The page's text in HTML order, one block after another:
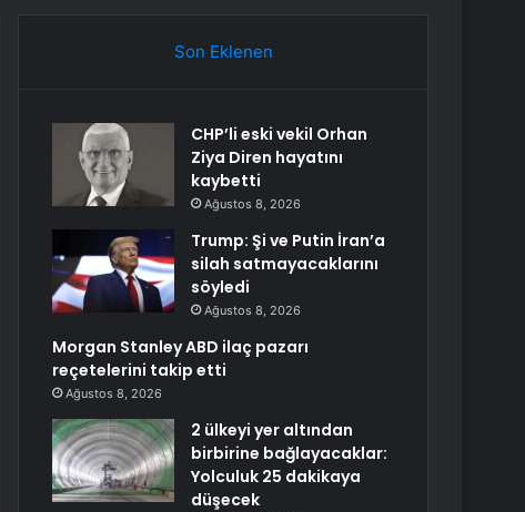
Son Eklenen
CHP’li eski vekil Orhan
Ziya Diren hayatını
kaybetti
Ağustos 8, 2026
Trump: Şi ve Putin İran’a
silah satmayacaklarını
söyledi
Ağustos 8, 2026
Morgan Stanley ABD ilaç pazarı
reçetelerini takip etti
Ağustos 8, 2026
2 ülkeyi yer altından
birbirine bağlayacaklar:
Yolculuk 25 dakikaya
düşecek